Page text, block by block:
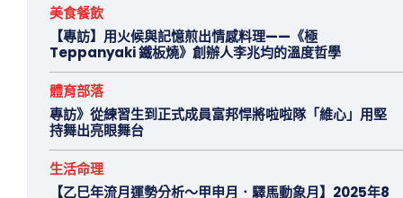
美食餐飲
【專訪】用火候與記憶煎出情感料理——《極
Teppanyaki 鐵板燒》創辦人李兆均的溫度哲學
體育部落
專訪》從練習生到正式成員富邦悍將啦啦隊「維心」用堅
持舞出亮眼舞台
生活命理
【乙巳年流月運勢分析～甲申月．驛馬動象月】2025年8